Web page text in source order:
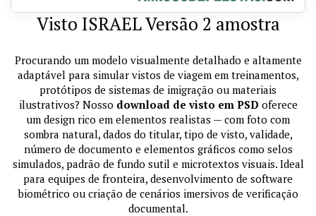
Visto ISRAEL Versão 2 amostra
Procurando um modelo visualmente detalhado e altamente
adaptável para simular vistos de viagem em treinamentos,
protótipos de sistemas de imigração ou materiais
ilustrativos? Nosso download de visto em PSD oferece
um design rico em elementos realistas — com foto com
sombra natural, dados do titular, tipo de visto, validade,
número de documento e elementos gráficos como selos
simulados, padrão de fundo sutil e microtextos visuais. Ideal
para equipes de fronteira, desenvolvimento de software
biométrico ou criação de cenários imersivos de verificação
documental.